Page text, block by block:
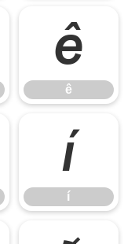
ê
ê
í
í